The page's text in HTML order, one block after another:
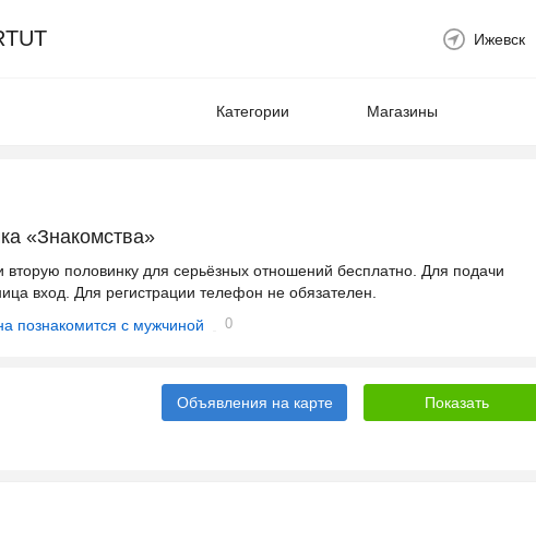
Ижевск
Категории Магазины
«Знакомства»
половинку для серьёзных отношений бесплатно. Для подачи
вход. Для регистрации телефон не обязателен.
познакомится с мужчиной 0
Объявления на карте